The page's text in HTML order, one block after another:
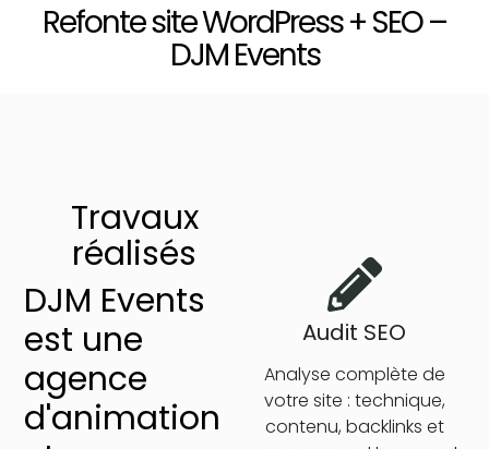
Refonte site WordPress + SEO –
DJM Events
Travaux
réalisés
DJM Events
est une
agence
d'animation
Audit SEO
Analyse complète de
votre site : technique,
contenu, backlinks et